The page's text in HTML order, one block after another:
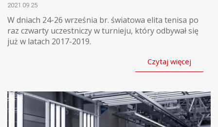
2021.09.25
W dniach 24-26 września br. światowa elita tenisa po
raz czwarty uczestniczy w turnieju, który odbywał się
już w latach 2017-2019.
Czytaj więcej